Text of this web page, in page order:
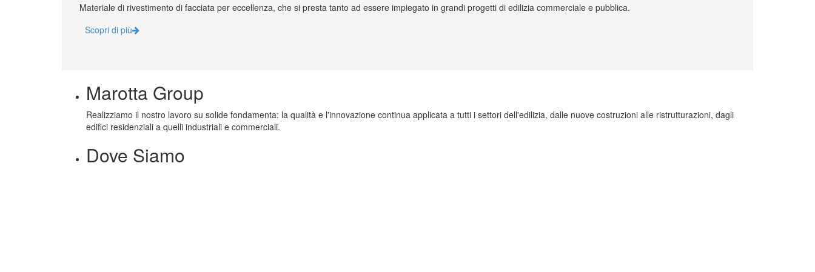
Materiale di rivestimento di facciata per eccellenza, che si presta tanto ad essere impiegato in grandi progetti di edilizia commerciale e pubblica.
Scopri di più
Marotta Group
Realizziamo il nostro lavoro su solide fondamenta: la qualità e l'innovazione continua applicata a tutti i settori dell'edilizia, dalle nuove costruzioni alle ristrutturazioni, dagli
edifici residenziali a quelli industriali e commerciali.
Dove Siamo